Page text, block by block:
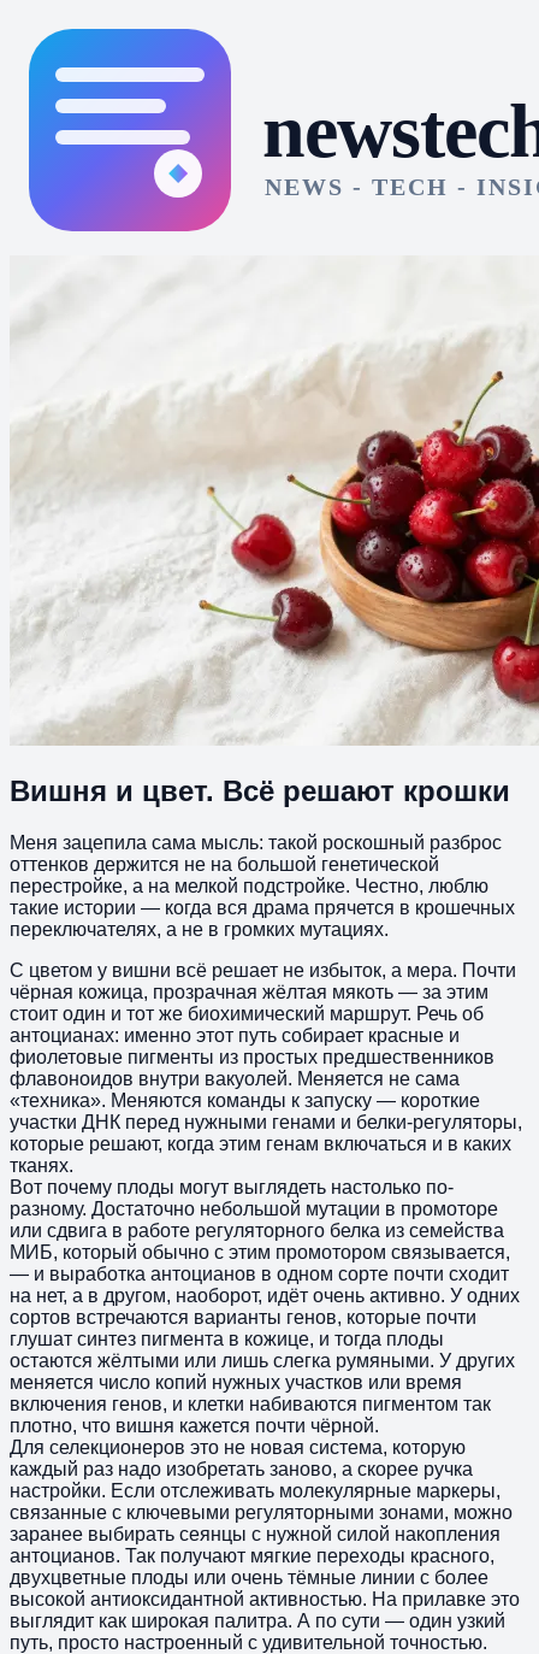
Вишня и цвет. Всё решают крошки
Меня зацепила сама мысль: такой роскошный разброс
оттенков держится не на большой генетической
перестройке, а на мелкой подстройке. Честно, люблю
такие истории — когда вся драма прячется в крошечных
переключателях, а не в громких мутациях.
С цветом у вишни всё решает не избыток, а мера. Почти
чёрная кожица, прозрачная жёлтая мякоть — за этим
стоит один и тот же биохимический маршрут. Речь об
антоцианах: именно этот путь собирает красные и
фиолетовые пигменты из простых предшественников
флавоноидов внутри вакуолей. Меняется не сама
«техника». Меняются команды к запуску — короткие
участки ДНК перед нужными генами и белки-регуляторы,
которые решают, когда этим генам включаться и в каких
тканях.
Вот почему плоды могут выглядеть настолько по-
разному. Достаточно небольшой мутации в промоторе
или сдвига в работе регуляторного белка из семейства
МИБ, который обычно с этим промотором связывается,
— и выработка антоцианов в одном сорте почти сходит
на нет, а в другом, наоборот, идёт очень активно. У одних
сортов встречаются варианты генов, которые почти
глушат синтез пигмента в кожице, и тогда плоды
остаются жёлтыми или лишь слегка румяными. У других
меняется число копий нужных участков или время
включения генов, и клетки набиваются пигментом так
плотно, что вишня кажется почти чёрной.
Для селекционеров это не новая система, которую
каждый раз надо изобретать заново, а скорее ручка
настройки. Если отслеживать молекулярные маркеры,
связанные с ключевыми регуляторными зонами, можно
заранее выбирать сеянцы с нужной силой накопления
антоцианов. Так получают мягкие переходы красного,
двухцветные плоды или очень тёмные линии с более
высокой антиоксидантной активностью. На прилавке это
выглядит как широкая палитра. А по сути — один узкий
путь, просто настроенный с удивительной точностью.